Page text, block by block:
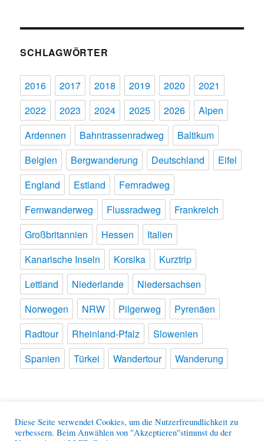
SCHLAGWÖRTER
2016 2017 2018 2019 2020
2021
2022
2023 2024 2025 2026
Alpen
Ardennen
Bahntrassenradweg
Baltikum
Belgien
Bergwanderung Deutschland
Eifel
England
Estland
Fernradweg
Fernwanderweg
Flussradweg
Frankreich
Großbritannien
Hessen
Italien
Kanarische Inseln
Korsika
Kurztrip
Lettland
Niederlande
Niedersachsen
Norwegen
NRW Pilgerweg
Pyrenäen
Radtour
Rheinland-Pfalz
Slowenien
Spanien
Türkei Wandertour Wanderung
Meine Reisen
Diese Seite verwendet Cookies, um die Nutzerfreundlichkeit zu
verbessern. Beim Anwählen von "Akzeptieren"stimmst du der